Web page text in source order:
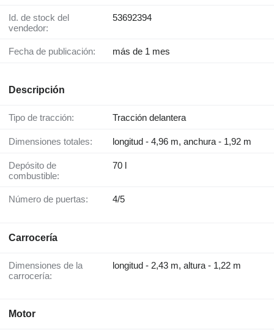
Id. de stock del
vendedor:
53692394
Fecha de publicación: más de 1 mes
Descripción
Tipo de tracción: Tracción delantera
Dimensiones totales: longitud - 4,96 m, anchura - 1,92 m
Depósito de
combustible:
70 l
Número de puertas: 4/5
Carrocería
Dimensiones de la
carrocería:
longitud - 2,43 m, altura - 1,22 m
Motor